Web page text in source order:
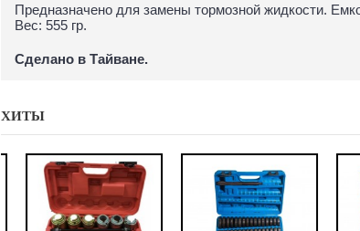
Предназначено для замены тормозной жидкости.
Вес: 555 гр.
Сделано в Тайване.
ХИТЫ